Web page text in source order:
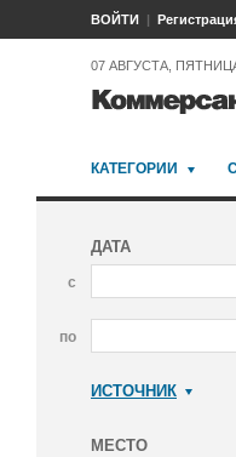
ВОЙТИ
07 АВГУСТА,
КАТЕГОРИИ
ДАТА
с
по
ИСТОЧНИК
МЕСТО